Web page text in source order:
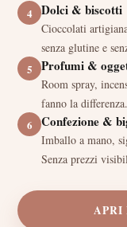
4
Dolci & biscotti
Cioccolati
senza glutine e
5
Profumi &
Room spray,
fanno la differenza.
6
Confezione &
Imballo a mano,
Senza prezzi
APRI